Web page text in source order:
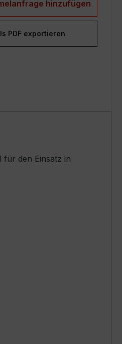
hinzufügen
PDF exportieren
für den Einsatz in